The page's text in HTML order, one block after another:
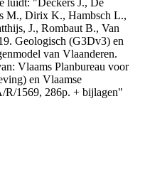
M., Dirix K., Hambsch L.,
J., Rombaut B., Van
Geologisch (G3Dv3) en
van Vlaanderen.
Vlaams Planbureau voor
en Vlaamse
R/1569, 286p. + bijlagen"